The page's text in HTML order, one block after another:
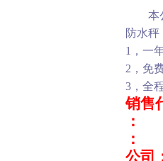
本
防水
1 ，一
2 ，免
3 ，全
销售
：
：
公司